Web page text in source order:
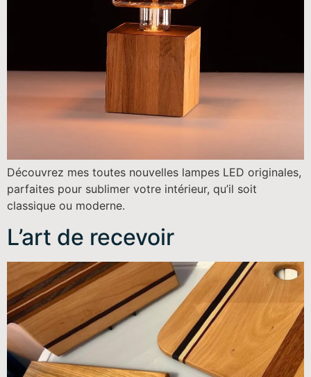
Découvrez mes toutes nouvelles lampes LED originales,
parfaites pour sublimer votre intérieur, qu’il soit
classique ou moderne.
L’art de recevoir